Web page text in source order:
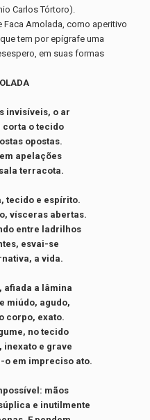
Carlos Tórtoro).
Amolada, como aperitivo
tem por epígrafe uma
em suas formas
invisíveis, o ar
corta o tecido
opostas.
apelações
terracota.
tecido e espírito.
vísceras abertas.
entre ladrilhos
esvai-se
a vida.
afiada a lâmina
miúdo, agudo,
corpo, exato.
no tecido
inexato e grave
o em impreciso ato.
mãos
e inutilmente